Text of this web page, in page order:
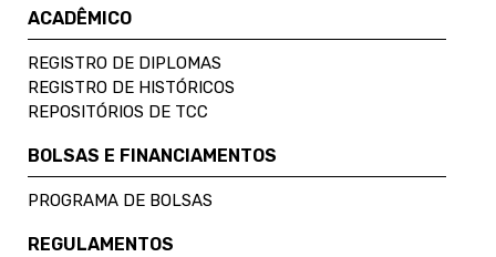
ACADÊMICO
REGISTRO DE DIPLOMAS
REGISTRO DE HISTÓRICOS
REPOSITÓRIOS DE TCC
BOLSAS E FINANCIAMENTOS
PROGRAMA DE BOLSAS
REGULAMENTOS